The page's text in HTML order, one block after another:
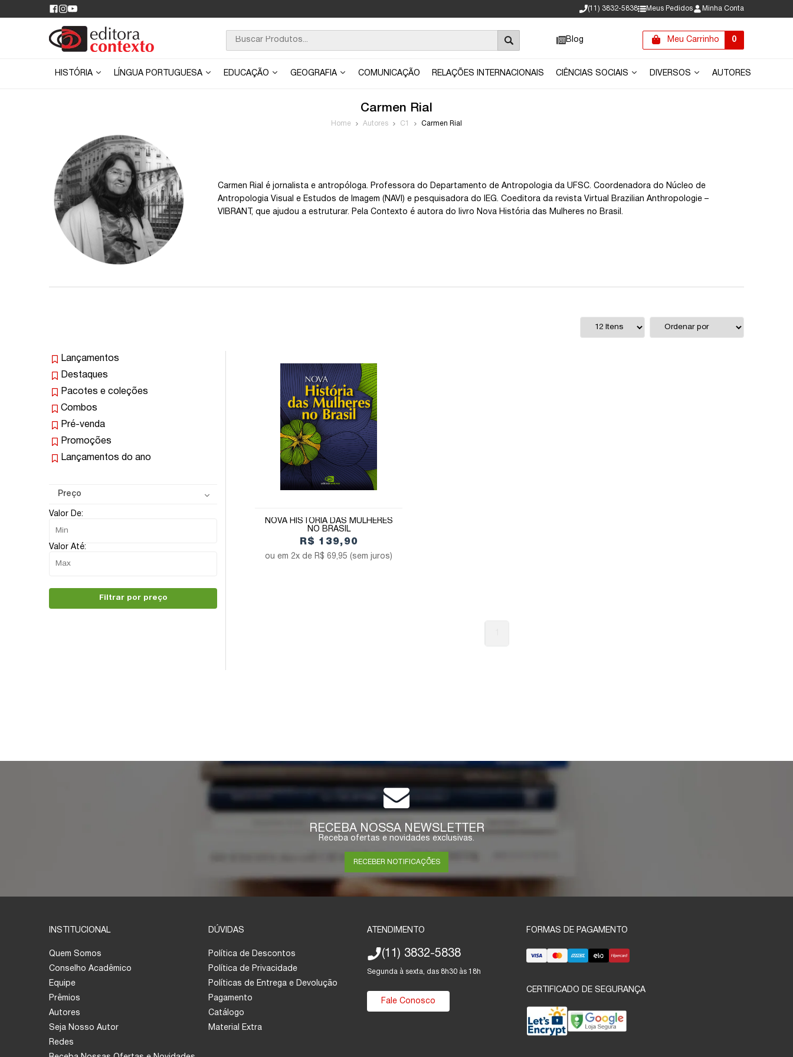
(11) 3832-5838 Meus Pedidos Minha Conta
Blog Meu Carrinho 0
HISTÓRIA LÍNGUA PORTUGUESA EDUCAÇÃO GEOGRAFIA COMUNICAÇÃO RELAÇÕES INTERNACIONAIS CIÊNCIAS SOCIAIS DIVERSOS AUTORES
Carmen Rial
Home Autores C1 Carmen Rial
Carmen Rial é jornalista e antropóloga. Professora do Departamento de Antropologia da UFSC. Coordenadora do Núcleo de
Antropologia Visual e Estudos de Imagem (NAVI) e pesquisadora do IEG. Coeditora da revista Virtual Brazilian Anthropologie –
VIBRANT, que ajudou a estruturar. Pela Contexto é autora do livro Nova História das Mulheres no Brasil.
Lançamentos
Destaques
Pacotes e coleções
Combos
Pré-venda
Promoções
Lançamentos do ano
Preço
Valor De:
Valor Até:
Filtrar por preço
NOVA HISTÓRIA DAS MULHERES
NO BRASIL
R$ 139,90
2x de R$ 69,95 (sem juros)
RECEBA NOSSA NEWSLETTER
Receba ofertas e novidades exclusivas.
RECEBER NOTIFICAÇÕES
INSTITUCIONAL
Quem Somos
Conselho Acadêmico
Equipe
Prêmios
Autores
Seja Nosso Autor
Redes
DÚVIDAS
Política de Descontos
Política de Privacidade
Políticas de Entrega e Devolução
Pagamento
Catálogo
Material Extra
ATENDIMENTO
(11) 3832-5838
Segunda à sexta, das 8h30 às 18h
Fale Conosco
FORMAS DE PAGAMENTO
CERTIFICADO DE SEGURANÇA